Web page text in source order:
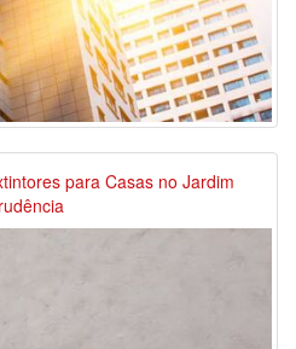
para Casas no Jardim